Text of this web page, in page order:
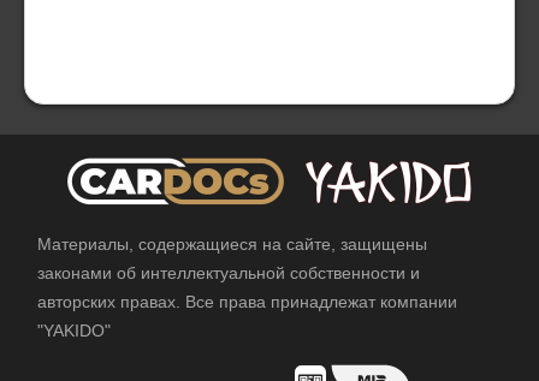
Материалы, содержащиеся на сайте, защищены
законами об интеллектуальной собственности и
авторских правах. Все права принадлежат компании
"YAKIDO"